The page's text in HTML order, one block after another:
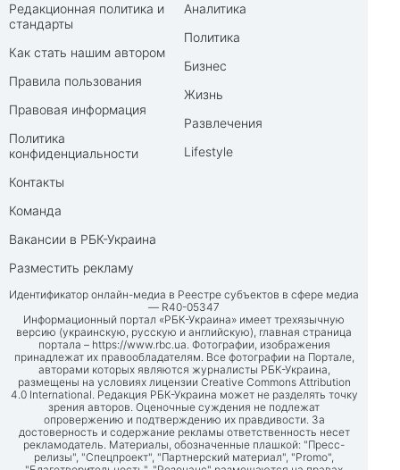
Редакционная политика и
стандарты
Как стать нашим автором
Правила пользования
Правовая информация
Политика
конфиденциальности
Контакты
Команда
Вакансии в РБК-Украина
Разместить рекламу
Аналитика
Политика
Бизнес
Жизнь
Развлечения
Lifestyle
Идентификатор онлайн-медиа в Реестре субъектов в сфере медиа
— R40-05347
Информационный портал «РБК-Украина» имеет трехязычную
версию (украинскую, русскую и английскую), главная страница
портала – https://www.rbc.ua. Фотографии, изображения
принадлежат их правообладателям. Все фотографии на Портале,
авторами которых являются журналисты РБК-Украина,
размещены на условиях лицензии Creative Commons Attribution
4.0 International. Редакция РБК-Украина может не разделять точку
зрения авторов. Оценочные суждения не подлежат
опровержению и подтверждению их правдивости. За
достоверность и содержание рекламы ответственность несет
рекламодатель. Материалы, обозначенные плашкой: "Пресс-
релизы", "Спецпроект", "Партнерский материал", "Promo",